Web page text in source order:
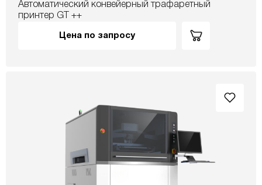
Автоматический конвейерный трафаретный
принтер GT ++
Цена по запросу